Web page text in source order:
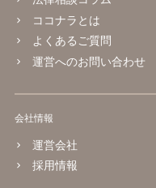
ココナラとは
よくあるご質問
運営へのお問い合わせ
会社情報
運営会社
採用情報